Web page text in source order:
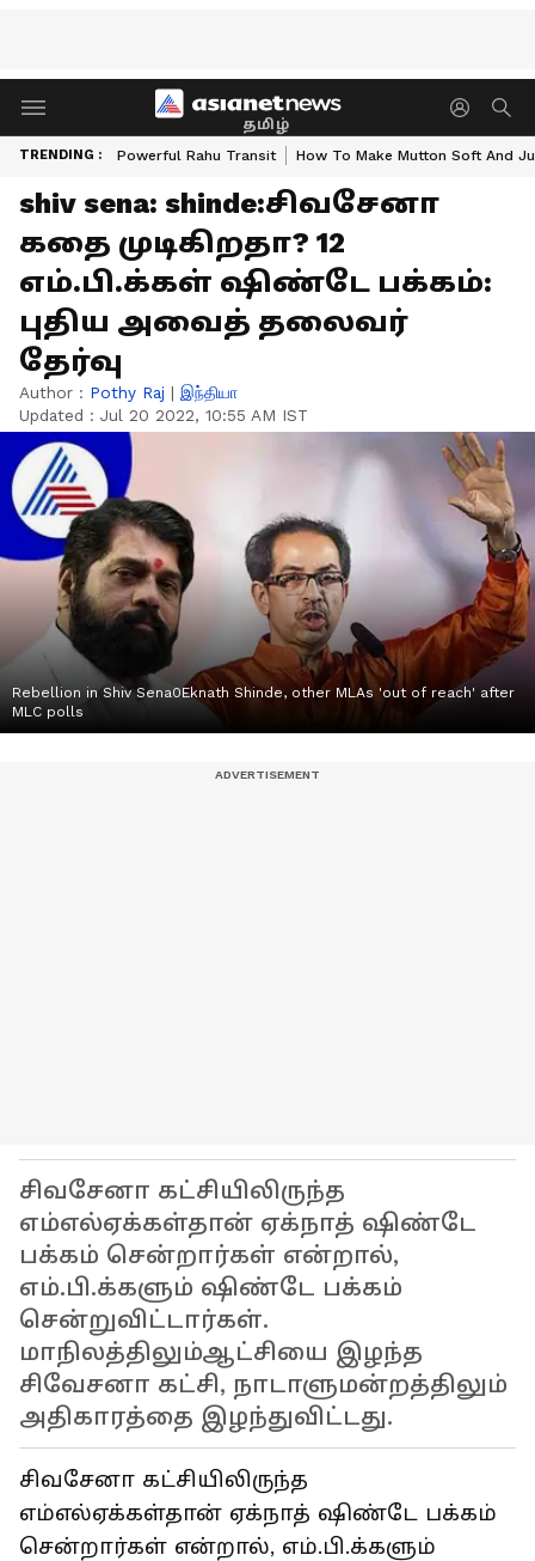
தமிழ்
TRENDING : Powerful Rahu Transit How To Make Mutton Soft And
shiv sena: shinde:சிவசேனா
கதை முடிகிறதா? 12
எம்.பி.க்கள் ஷிண்டே பக்கம்:
புதிய அவைத் தலைவர்
தேர்வு
Author : Pothy Raj | இந்தியா
Updated : Jul 20 2022, 10:55 AM IST
Rebellion in Shiv Sena0Eknath Shinde, other MLAs 'out of reach' after
MLC polls
சிவசேனா கட்சியிலிருந்த
எம்எல்ஏக்கள்தான் ஏக்நாத் ஷிண்டே
பக்கம் சென்றார்கள் என்றால்,
எம்.பி.க்களும் ஷிண்டே பக்கம்
சென்றுவிட்டார்கள்.
மாநிலத்திலும்ஆட்சியை இழந்த
சிவேசனா கட்சி, நாடாளுமன்றத்திலும்
அதிகாரத்தை இழந்துவிட்டது.
சிவசேனா கட்சியிலிருந்த
எம்எல்ஏக்கள்தான் ஏக்நாத் ஷிண்டே பக்கம்
சென்றார்கள் என்றால், எம்.பி.க்களும்